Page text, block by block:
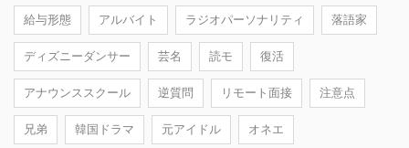
給与形態 アルバイト ラジオパーソナリティ 落語家
ディズニーダンサー 芸名 読モ 復活
アナウンススクール 逆質問 リモート面接 注意点
兄弟 韓国ドラマ 元アイドル オネエ